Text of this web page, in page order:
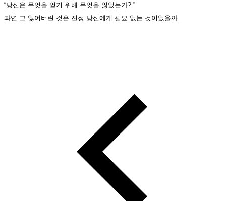
“당신은 무엇을 얻기 위해 무엇을 잃었는가? ”
과연 그 잃어버린 것은 진정 당신에게 필요 없는 것이었을까.